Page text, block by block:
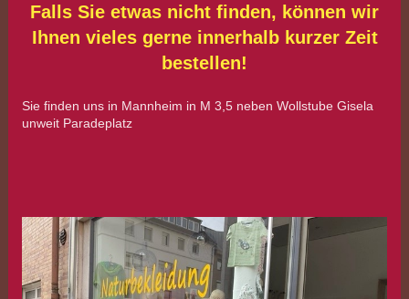
Falls Sie etwas nicht finden, können wir
Ihnen vieles gerne innerhalb kurzer Zeit
bestellen!
Sie finden uns in Mannheim in M 3,5 neben Wollstube Gisela
unweit Paradeplatz